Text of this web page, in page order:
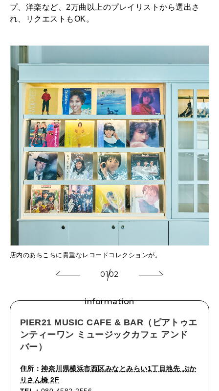
プ、洋楽など、2万曲以上のプレイリストから選出さ
れ、リクエストもOK。
店内のあちこちに貴重なレコードコレクションが。
0102
information
PIER21 MUSIC CAFE & BAR（ピアトゥエ
ンティーワン ミュージックカフェ アンド
バー）
住所：神奈川県横浜市西区みなとみらい1丁目地先 ぷか
りさん橋 2F